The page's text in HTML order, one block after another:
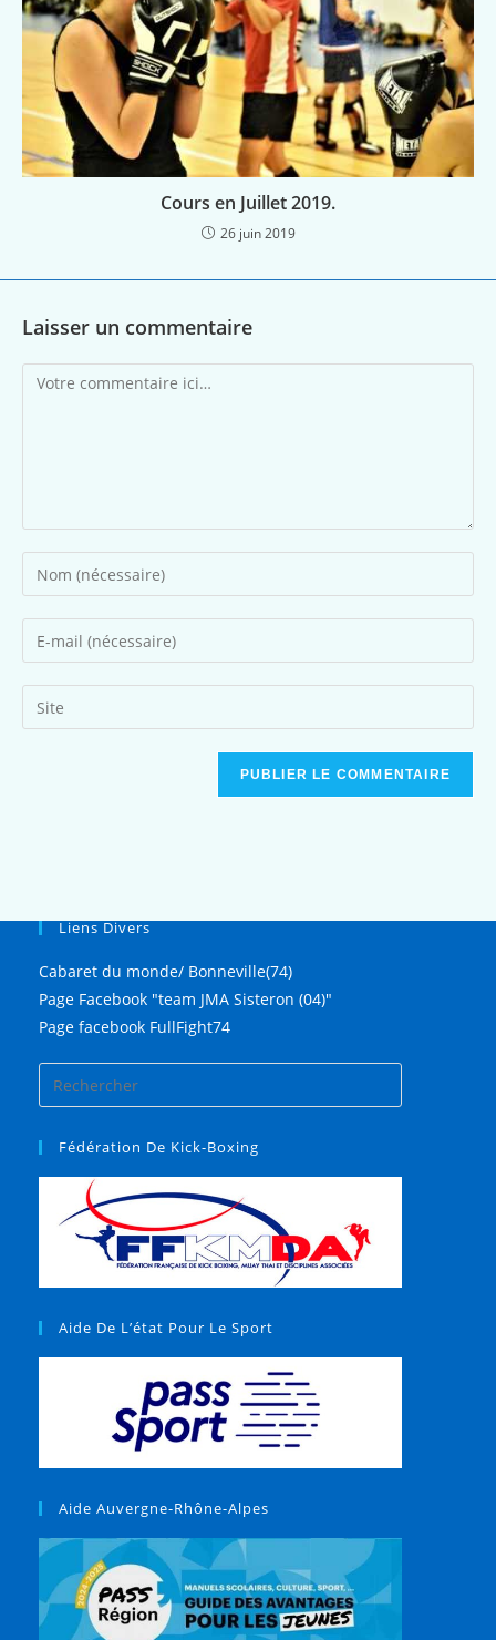
Cours en Juillet 2019.
26 juin 2019
Laisser un commentaire
Liens Divers
Cabaret du monde/ Bonneville(74)
Page Facebook "team JMA Sisteron (04)"
Page facebook FullFight74
Fédération De Kick-Boxing
Aide De L’état Pour Le Sport
Aide Auvergne-Rhône-Alpes